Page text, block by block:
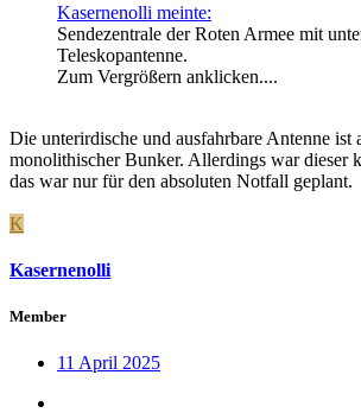
Kasernenolli meinte:
Sendezentrale der Roten Armee mit
Teleskopantenne.
Zum Vergrößern anklicken....
Die unterirdische und ausfahrbare Antenne ist
monolithischer Bunker. Allerdings war dieser
das war nur für den absoluten Notfall geplant.
K
Kasernenolli
Member
11 April 2025